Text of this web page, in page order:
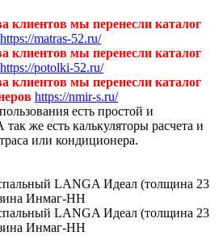
клиентов мы перенесли каталог
https://matras-52.ru/
клиентов мы перенесли каталог
https://potolki-52.ru/
клиентов мы перенесли каталог
https://nmir-s.ru/
есть простой и
же есть калькуляторы расчета и
или кондиционера.